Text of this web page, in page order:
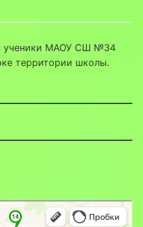
ученики МАОУ СШ №34
территории школы.
поиск мест